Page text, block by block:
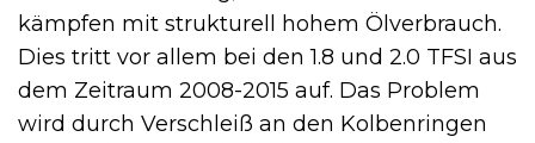
kämpfen mit strukturell hohem Ölverbrauch.
Dies tritt vor allem bei den 1.8 und 2.0 TFSI aus
dem Zeitraum 2008-2015 auf. Das Problem
wird durch Verschleiß an den Kolbenringen